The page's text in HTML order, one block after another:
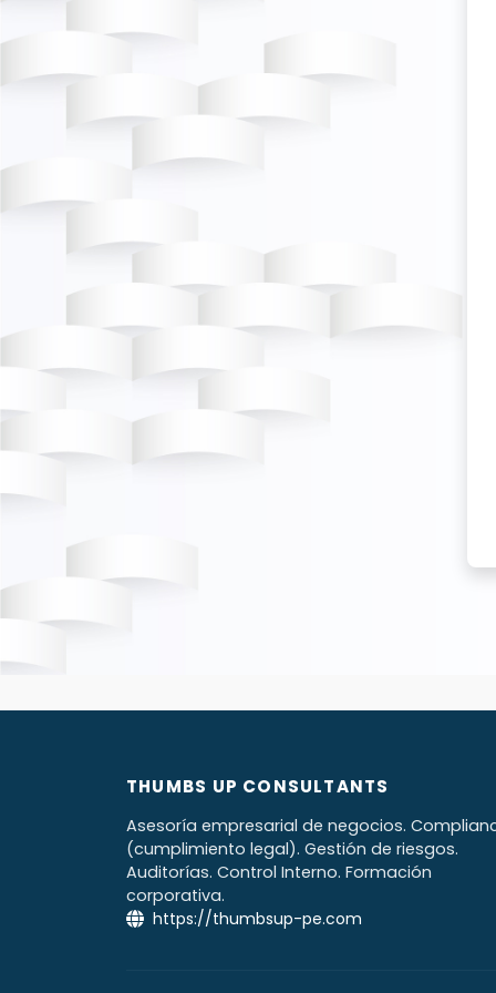
THUMBS UP CONSULTANTS
Asesoría empresarial de negocios.
(cumplimiento legal). Gestión de riesgos.
Auditorías. Control Interno. Formación
corporativa.
https://thumbsup-pe.com
Personales y
conservará
cuales se
con la
procesar y
Finalidad del
través de
información
sus
puedan ser de
efectos de dar
envío de
publicidad,
comunicación
sobre los
Empresa o
comerciales,
proporcione
Uso de los
directa o a
como
posibilidad de
realizar
proporcione
accesibles al
previsto en la
hacer valer los
A considerar:
del
en su base
revocatoria,